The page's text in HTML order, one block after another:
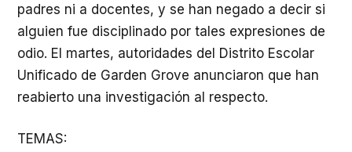
padres ni a docentes, y se han negado a decir si
alguien fue disciplinado por tales expresiones de
odio. El martes, autoridades del Distrito Escolar
Unificado de Garden Grove anunciaron que han
reabierto una investigación al respecto.
TEMAS: